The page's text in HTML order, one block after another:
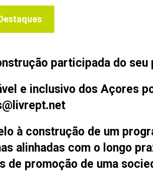
participada do
e inclusivo dos Açores
à construção de um
alinhadas com o longo
promoção de uma